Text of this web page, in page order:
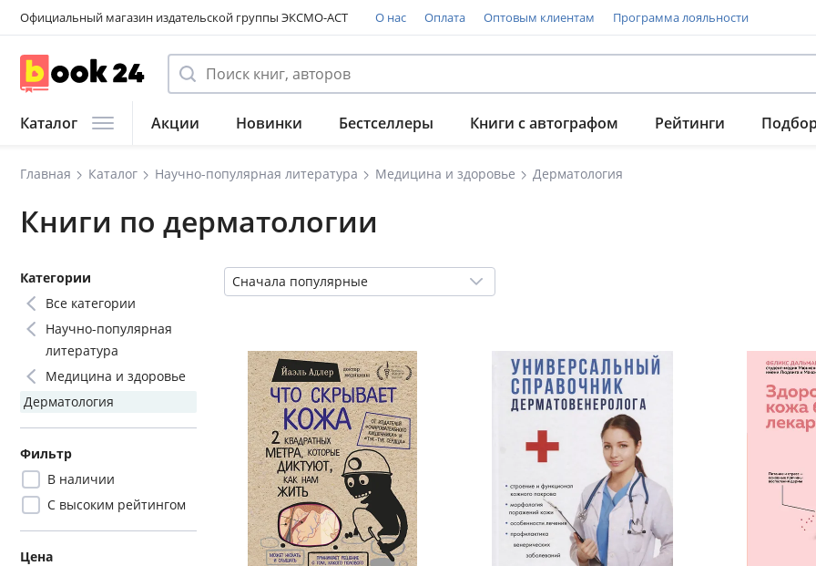
Официальный магазин издательской группы ЭКСМО-АСТ О нас Оплата Оптовым клиентам Программа лояльности
Каталог Акции Новинки Бестселлеры Книги с автографом Рейтинги
Главная Каталог Научно-популярная литература Медицина и здоровье Дерматология
Книги по дерматологии
Категории
Все категории
Научно-популярная
литература
Медицина и здоровье
Дерматология
Фильтр
В наличии
С высоким рейтингом
Цена
Сначала популярные